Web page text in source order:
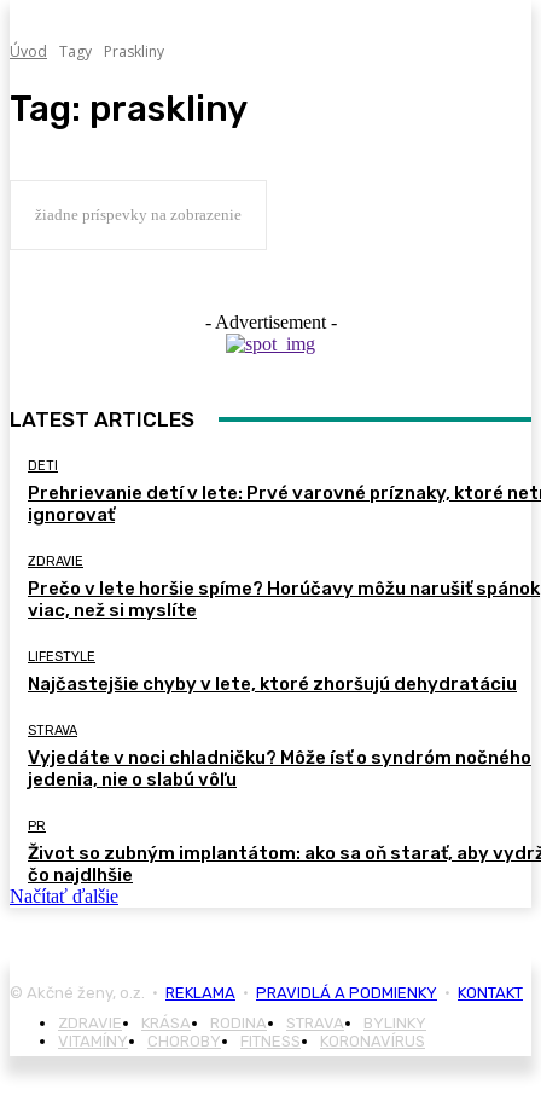
Úvod Tagy Praskliny
Tag: praskliny
žiadne príspevky na zobrazenie
- Advertisement -
LATEST ARTICLES
DETI
Prehrievanie detí v lete: Prvé varovné príznaky, ktoré
ignorovať
ZDRAVIE
Prečo v lete horšie spíme? Horúčavy môžu narušiť spánok
viac, než si myslíte
LIFESTYLE
Najčastejšie chyby v lete, ktoré zhoršujú dehydratáciu
STRAVA
Vyjedáte v noci chladničku? Môže ísť o syndróm nočného
jedenia, nie o slabú vôľu
PR
Život so zubným implantátom: ako sa oň starať, aby
čo najdlhšie
Načítať ďalšie
© Akčné ženy, o.z. • REKLAMA • PRAVIDLÁ A PODMIENKY • KONTAKT
ZDRAVIE
KRÁSA RODINA STRAVA
BYLINKY
VITAMÍNY
CHOROBY FITNESS KORONAVÍRUS